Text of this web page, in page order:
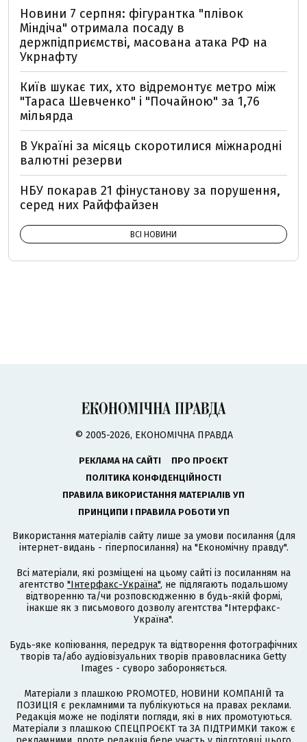
Новини 7 серпня: фігурантка "плівок
Міндіча" отримала посаду в
держпідприємстві, масована атака РФ на
Укрнафту
Київ шукає тих, хто відремонтує метро між
"Тараса Шевченко" і "Почайною" за 1,76
мільярда
В Україні за місяць скоротилися міжнародні
валютні резерви
НБУ покарав 21 фінустанову за порушення,
серед них Райффайзен
ВСІ НОВИНИ
© 2005-2026, ЕКОНОМІЧНА ПРАВДА
РЕКЛАМА НА САЙТІ
ПРО ПРОЄКТ
ПОЛІТИКА КОНФІДЕНЦІЙНОСТІ
ПРАВИЛА ВИКОРИСТАННЯ МАТЕРІАЛІВ УП
ПРИНЦИПИ І ПРАВИЛА РОБОТИ УП
Використання матеріалів сайту лише за умови посилання (для
інтернет-видань - гіперпосилання) на "Економічну правду".
Всі матеріали, які розміщені на цьому сайті із посиланням на
агентство "Інтерфакс-Україна", не підлягають подальшому
відтворенню та/чи розповсюдженню в будь-якій формі,
інакше як з письмового дозволу агентства "Інтерфакс-
Україна".
Будь-яке копіювання, передрук та відтворення фотографічних
творів та/або аудіовізуальних творів правовласника Getty
Images - суворо забороняється.
Матеріали з плашкою PROMOTED, НОВИНИ КОМПАНІЙ та
ПОЗИЦІЯ є рекламними та публікуються на правах реклами.
Редакція може не поділяти погляди, які в них промотуються.
Матеріали з плашкою СПЕЦПРОЄКТ та ЗА ПІДТРИМКИ також є